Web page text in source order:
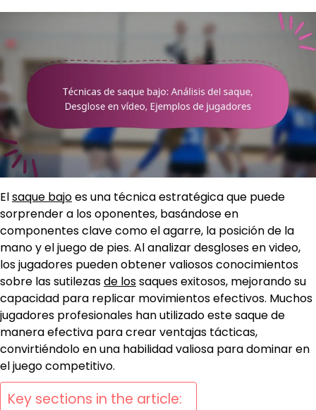
Elsaque bajoes una técnica estratégica que puede
sorprender a los oponentes, basándose en
componentes clave como el agarre, la posición de la
mano y el juego de pies. Al analizar desgloses en video,
los jugadores pueden obtener valiosos conocimientos
sobre las sutilezasde lossaques exitosos, mejorando su
capacidad para replicar movimientos efectivos. Muchos
jugadores profesionales han utilizado este saque de
manera efectiva para crear ventajas tácticas,
convirtiéndolo en una habilidad valiosa para dominar en
el juego competitivo.
Key sections in the article: